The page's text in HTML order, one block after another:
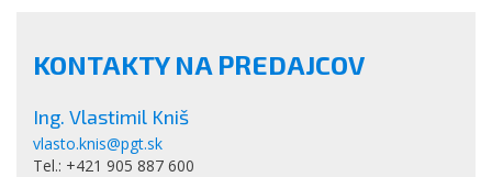
KONTAKTY NA PREDAJCOV
Ing. Vlastimil Kniš
vlasto.knis@pgt.sk
Tel.: +421 905 887 600